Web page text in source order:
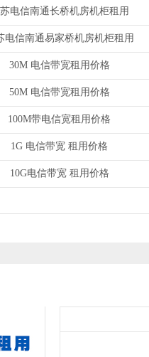
电信南通长桥机房机柜租用
电信南通易家桥机房机柜租用
30M 电信带宽租用价格
50M 电信带宽租用价格
100M带电信宽租用价格
1G 电信带宽 租用价格
10G电信带宽 租用价格